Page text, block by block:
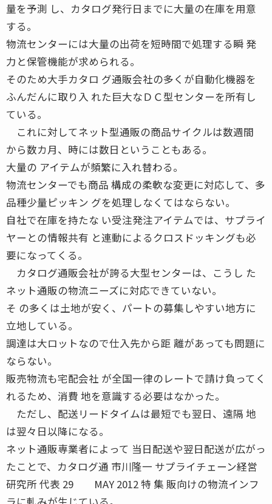
量を予測 し、カタログ発行日までに大量の在庫を用意
する。
物流センターには大量の出荷を短時間で処理する瞬 発
力と保管機能が求められる。
そのため大手カタロ グ通販会社の多くが自動化機器を
ふんだんに取り入 れた巨大なＤＣ型センターを所有し
ている。
これに対してネット型通販の商品サイクルは数週間
から数カ月、時には数日ということもある。
大量の アイテムが頻繁に入れ替わる。
物流センターでも商品 構成の柔軟な変更に対応して、多
品種少量ピッキン グを処理しなくてはならない。
自社で在庫を持たな い受注発注アイテムでは、サプライ
ヤーとの情報共有 と連動によるクロスドッキングも必
要になってくる。
カタログ通販会社が誇る大型センターは、こうし た
ネット通販の物流ニーズに対応できていない。
そ の多くは土地が安く、パートの募集しやすい地方に
立地している。
調達は大ロットなので仕入先から距 離があっても問題に
ならない。
販売物流も宅配会社 が全国一律のレートで請け負ってく
れるため、消費 地を意識する必要はなかった。
ただし、配送リードタイムは最短でも翌日、遠隔 地
は翌々日以降になる。
ネット通販専業者によって 当日配送や翌日配送が広がっ
たことで、カタログ通 市川隆一 サプライチェーン経営
研究所 代表 29 MAY 2012 特 集 販向けの物流インフ